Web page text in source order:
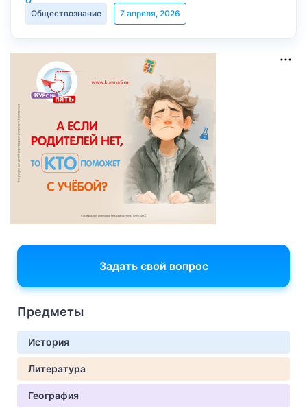
Обществознание 7 апреля, 2026
Задать свой вопрос
Предметы
История
Литература
География